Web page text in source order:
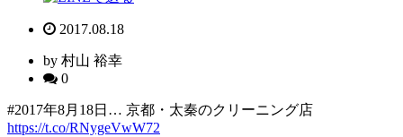
2017.08.18
by 村山 裕幸
0
#2017年8月18日… 京都・太秦のクリーニング店
https://t.co/RNygeVwW72